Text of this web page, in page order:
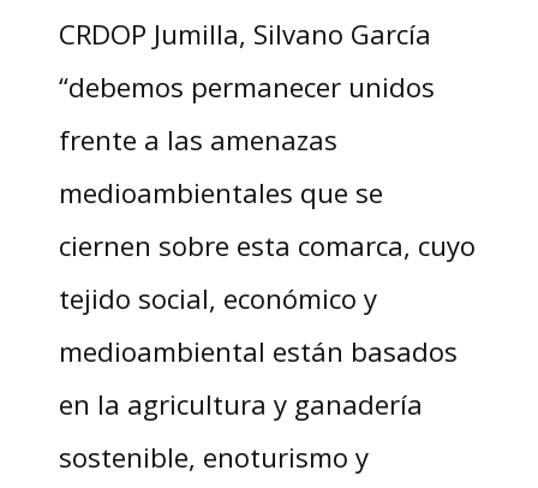
CRDOP Jumilla, Silvano García
“debemos permanecer unidos
frente a las amenazas
medioambientales que se
ciernen sobre esta comarca, cuyo
tejido social, económico y
medioambiental están basados
en la agricultura y ganadería
sostenible, enoturismo y